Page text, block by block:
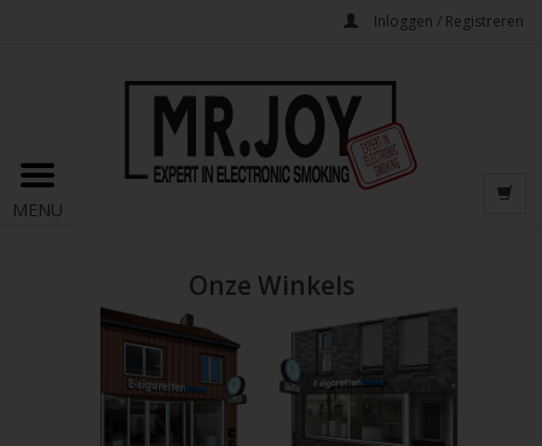
Inloggen / Registreren
MENU
Onze Winkels